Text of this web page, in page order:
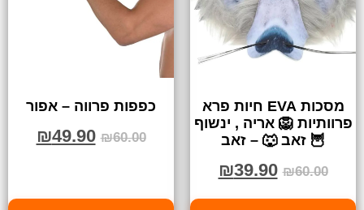
מסכות EVA חיות פרא
פרוותיות 🦁 אריה , ינשוף
🦉 זאב 🐺 – זאב
₪60.00
₪39.90
כפפות פרווה – אפור
₪60.00
₪49.90